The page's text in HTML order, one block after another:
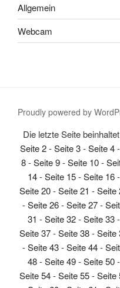
Allgemein
Webcam
Proudly powered by
Die letzte Seite
Seite 2-Seite 3-Seite 4-
8-Seite 9-Seite 10-
14-Seite 15-Seite 16-
Seite 20-Seite 21 -Seite
-Seite 26-Seite 27-
31 -Seite 32-Seite 33-
Seite 37-Seite 38-Seite
-Seite 43-Seite 44-
48-Seite 49-Seite 50-
Seite 54-Seite 55-Seite